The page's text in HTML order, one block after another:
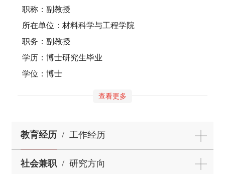
职称：副教授
所在单位：材料科学与工程学院
职务：副教授
学历：博士研究生毕业
学位：博士
查看更多
教育经历 / 工作经历
社会兼职 / 研究方向